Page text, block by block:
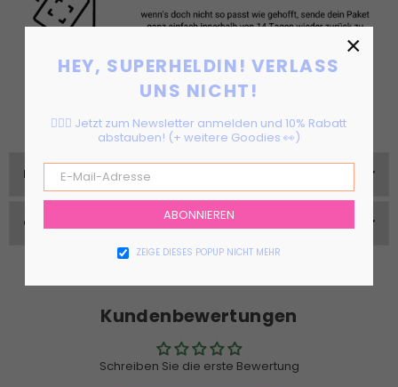
HEY, SUPERHELDIN! VERLASS
UNS NICHT!
🦸🏻‍♀️ Jetzt zum Newsletter anmelden und 10% Rabatt
abstauben! (+ weitere Goodies 👀)
ABONNIEREN
ZEIGE DIESES POPUP NICHT MEHR
×
RÜCKGABE & VERSAND
GRÖßEN & PASSFORM
Kundenbewertungen
Schreiben Sie die erste Bewertung